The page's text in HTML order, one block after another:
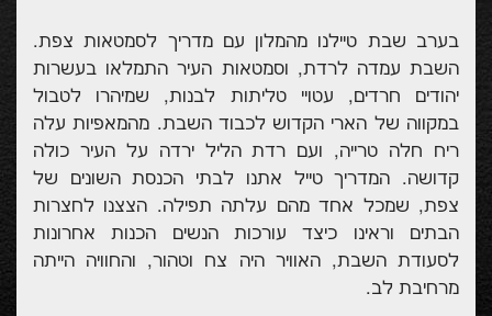
בערב שבת טיילנו מהמלון עם מדריך לסמטאות צפת.
השבת עמדה לרדת, וסמטאות העיר התמלאו בעשרות
יהודים חרדים, עטויי טליתות לבנות, שמיהרו לטבול
במקווה של הארי הקדוש לכבוד השבת. מהמאפיות עלה
ריח חלה טרייה, ועם רדת הליל ירדה על העיר כולה
קדושה. המדריך טייל אתנו לבתי הכנסת השונים של
צפת, שמכל אחד מהם עלתה תפילה. הצצנו לחצרות
הבתים וראינו כיצד עורכות הנשים הכנות אחרונות
לסעודת השבת, האוויר היה צח וטהור, והחוויה הייתה
מרחיבת לב.